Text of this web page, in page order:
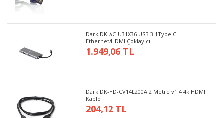
Dark DK-AC-U31X36 USB 3.1Type C
Ethernet/HDMI Çoklayıcı
1.949,06 TL
Dark DK-HD-CV14L200A 2 Metre v1.4 4k HDMI
Kablo
204,12 TL